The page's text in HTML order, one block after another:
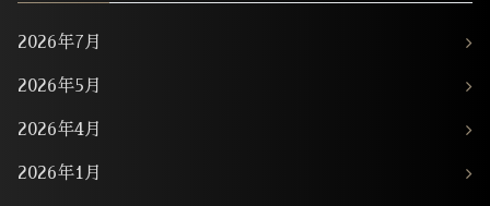
2026年7月
2026年5月
2026年4月
2026年1月